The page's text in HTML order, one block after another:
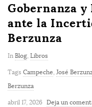
Gobernanza
ante la
Berzunza
In Blog Libros
Tags Campeche José
Berzunza
abril 17, 2026 Deja un